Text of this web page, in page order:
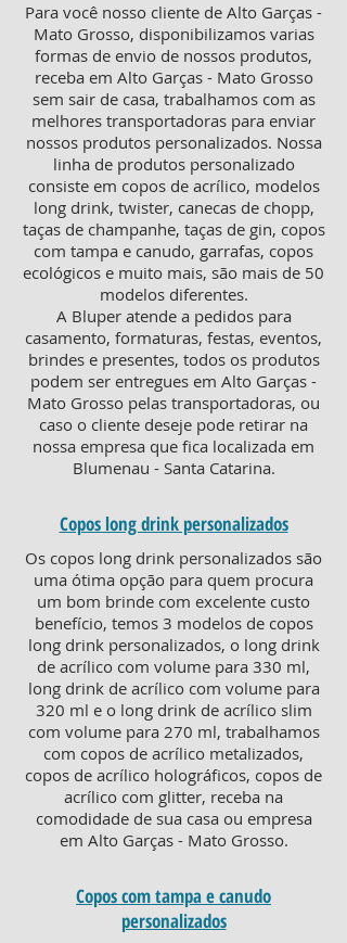
Para você nosso cliente de Alto Garças -
Mato Grosso, disponibilizamos varias
formas de envio de nossos produtos,
receba em Alto Garças - Mato Grosso
sem sair de casa, trabalhamos com as
melhores transportadoras para enviar
nossos produtos personalizados. Nossa
linha de produtos personalizado
consiste em copos de acrílico, modelos
long drink, twister, canecas de chopp,
taças de champanhe, taças de gin, copos
com tampa e canudo, garrafas, copos
ecológicos e muito mais, são mais de 50
modelos diferentes.
A Bluper atende a pedidos para
casamento, formaturas, festas, eventos,
brindes e presentes, todos os produtos
podem ser entregues em Alto Garças -
Mato Grosso pelas transportadoras, ou
caso o cliente deseje pode retirar na
nossa empresa que fica localizada em
Blumenau - Santa Catarina.
Copos long drink personalizados
Os copos long drink personalizados são
uma ótima opção para quem procura
um bom brinde com excelente custo
benefício, temos 3 modelos de copos
long drink personalizados, o long drink
de acrílico com volume para 330 ml,
long drink de acrílico com volume para
320 ml e o long drink de acrílico slim
com volume para 270 ml, trabalhamos
com copos de acrílico metalizados,
copos de acrílico holográficos, copos de
acrílico com glitter, receba na
comodidade de sua casa ou empresa
em Alto Garças - Mato Grosso.
Copos com tampa e canudo
personalizados